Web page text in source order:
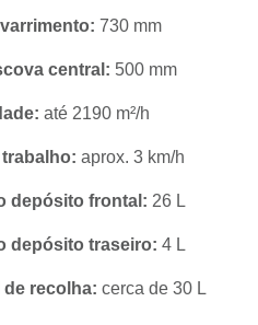
730 mm
central: 500 mm
até 2190 m²/h
aprox. 3 km/h
depósito frontal: 26 L
depósito traseiro: 4 L
recolha: cerca de 30 L